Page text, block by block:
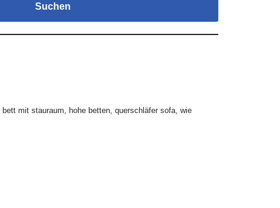
Suchen
bett mit stauraum, hohe betten, querschläfer sofa, wie